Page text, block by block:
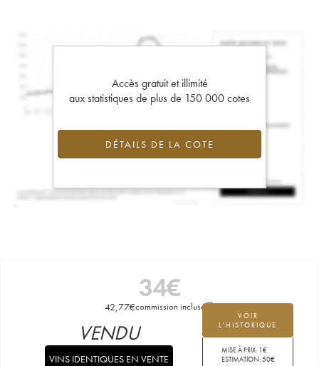
Accès gratuit et illimité
aux statistiques de plus de 150 000 cotes
DÉTAILS DE LA COTE
34€
42,77€commission incluse
VOIR
L'HISTORIQUE
MISE À PRIX: 1€
ESTIMATION:50€
VENDU
VINS IDENTIQUES EN VENTE